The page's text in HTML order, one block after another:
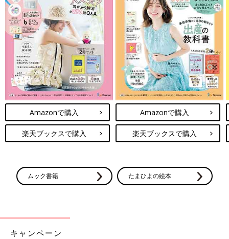
Amazonで購入
楽天ブックスで購入
Amazonで購入
楽天ブックスで購入
ムック書籍 たまひよの絵本
キャンペーン